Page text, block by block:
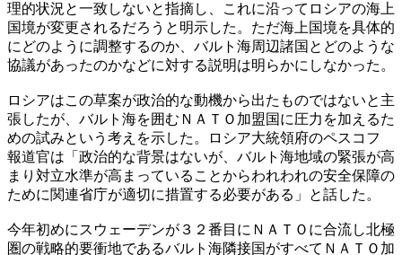
理的状況と一致しないと指摘し、これに沿ってロシアの海上
国境が変更されるだろうと明示した。ただ海上国境を具体的
にどのように調整するのか、バルト海周辺諸国とどのような
協議があったのかなどに対する説明は明らかにしなかった。
ロシアはこの草案が政治的な動機から出たものではないと主
張したが、バルト海を囲むＮＡＴＯ加盟国に圧力を加えるた
めの試みという考えを示した。ロシア大統領府のペスコフ
報道官は「政治的な背景はないが、バルト海地域の緊張が高
まり対立水準が高まっていることからわれわれの安全保障の
ために関連省庁が適切に措置する必要がある」と話した。
今年初めにスウェーデンが３２番目にＮＡＴＯに合流し北極
圏の戦略的要衝地であるバルト海隣接国がすべてＮＡＴＯ加